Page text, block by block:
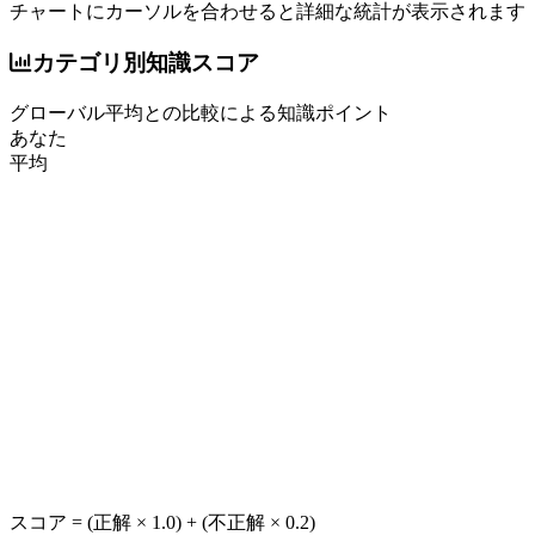
チャートにカーソルを合わせると詳細な統計が表示されます
カテゴリ別知識スコア
グローバル平均との比較による知識ポイント
あなた
平均
スコア = (正解 × 1.0) + (不正解 × 0.2)